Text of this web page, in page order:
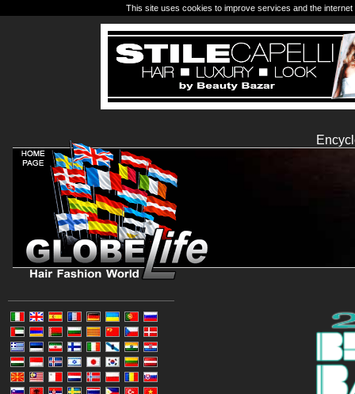
This site uses cookies to improve services and the